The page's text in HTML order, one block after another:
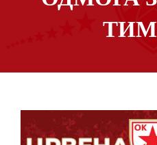
КОНТАКТ